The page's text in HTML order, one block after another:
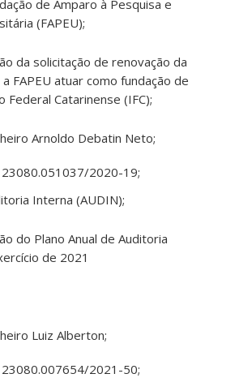
de Amparo à Pesquisa e
(FAPEU);
da solicitação de renovação da
FAPEU atuar como fundação de
Catarinense (IFC);
Arnoldo Debatin Neto;
23080.051037/2020-19;
Interna (AUDIN);
do Plano Anual de Auditoria
de 2021
Luiz Alberton;
23080.007654/2021-50;